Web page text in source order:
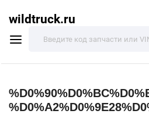
wildtruck.ru